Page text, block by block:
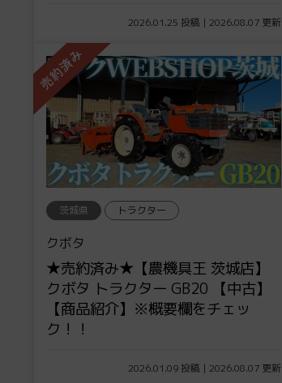
2026.01.25 投稿 | 2026.08.07 更新
茨城県 トラクター
クボタ
★売約済み★【農機具王 茨城店】
クボタ トラクター GB20 【中古】
【商品紹介】※概要欄をチェッ
ク！！
2026.01.09 投稿 | 2026.08.07 更新